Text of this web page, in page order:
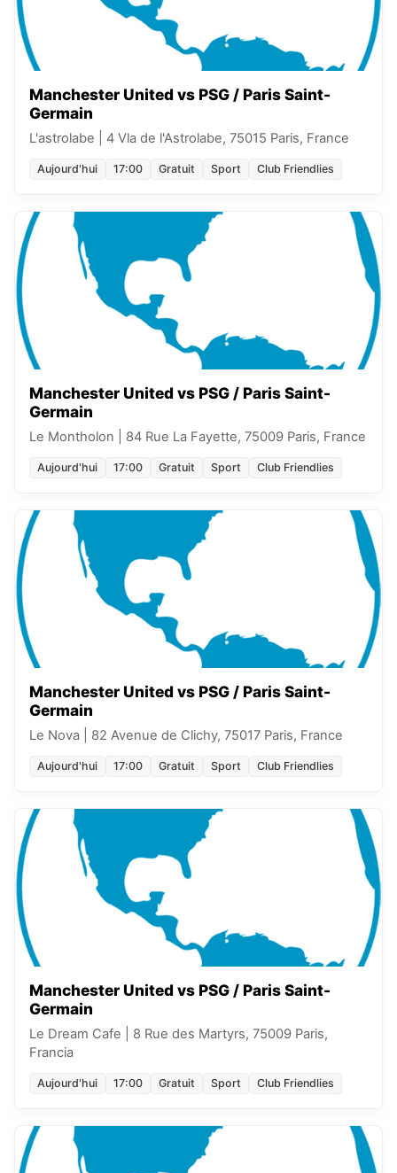
Manchester United vs PSG / Paris Saint-
Germain
L'astrolabe 4 Vla de l'Astrolabe, 75015 Paris, France
Aujourd'hui 17:00 Gratuit Sport Club Friendlies
Manchester United vs PSG / Paris Saint-
Germain
Le Montholon 84 Rue La Fayette, 75009 Paris, France
Aujourd'hui 17:00 Gratuit Sport Club Friendlies
Manchester United vs PSG / Paris Saint-
Germain
Le Nova 82 Avenue de Clichy, 75017 Paris, France
Aujourd'hui 17:00 Gratuit Sport Club Friendlies
Manchester United vs PSG / Paris Saint-
Germain
Le Dream Cafe
8 Rue des Martyrs, 75009 Paris,
Francia
Aujourd'hui 17:00 Gratuit Sport Club Friendlies